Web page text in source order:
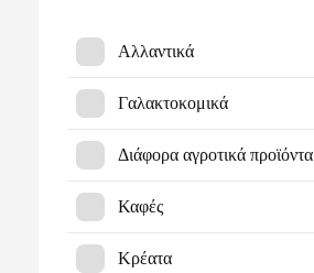
Αλλαντικά
Γαλακτοκομικά
Διάφορα αγροτικά προϊόντα
Καφές
Κρέατα